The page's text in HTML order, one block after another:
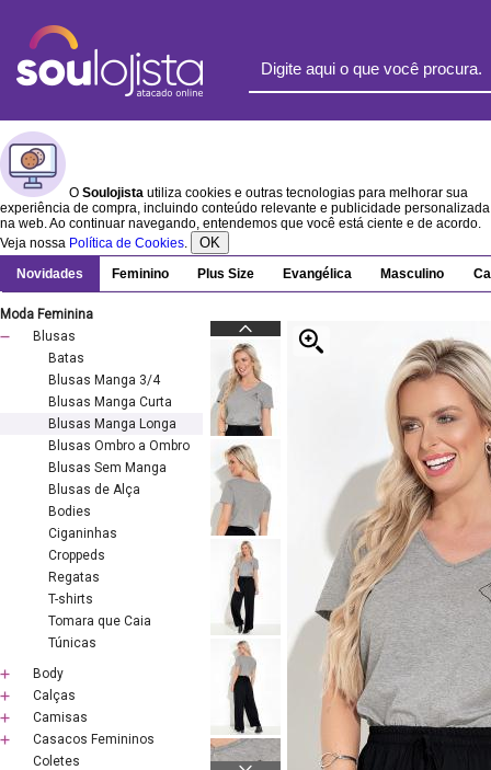
O Soulojista utiliza cookies e outras tecnologias para melhorar sua
experiência de compra, incluindo conteúdo relevante e publicidade personalizada
na web. Ao continuar navegando, entendemos que você está ciente e de acordo.
Veja nossa Política de Cookies. OK
Novidades Feminino Plus Size Evangélica Masculino
Moda Feminina
Blusas
Batas
Blusas Manga 3/4
Blusas Manga Curta
Blusas Manga Longa
Blusas Ombro a Ombro
Blusas Sem Manga
Blusas de Alça
Bodies
Ciganinhas
Croppeds
Regatas
T-shirts
Tomara que Caia
Túnicas
Body
Calças
Camisas
Casacos Femininos
Coletes